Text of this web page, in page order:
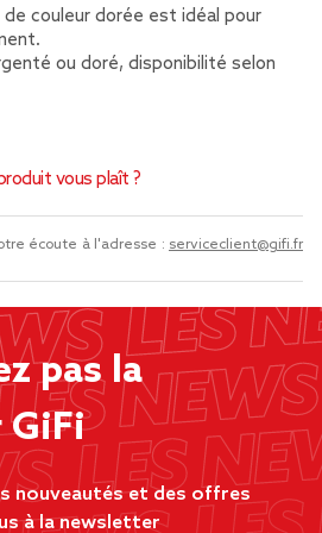
couleur dorée est idéal pour
ou doré, disponibilité selon
vous plaît ?
écoute à l'adresse : serviceclient@gifi.fr
pas la
nouveautés et des offres
à la newsletter